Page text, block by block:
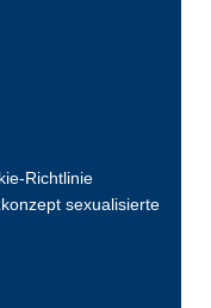
Richtlinie
sexualisierte